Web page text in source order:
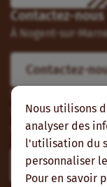
Nous utilisons
analyser des
l'utilisation du
personnaliser
Pour en savoir
Contactez-nous
À Nogent-sur-
Contactez-
Suivez-nous
Vous pouvez
suivre sur les